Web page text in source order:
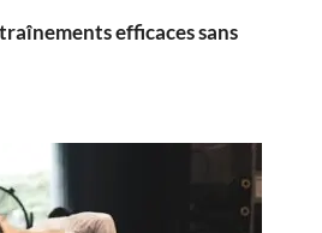
efficaces sans